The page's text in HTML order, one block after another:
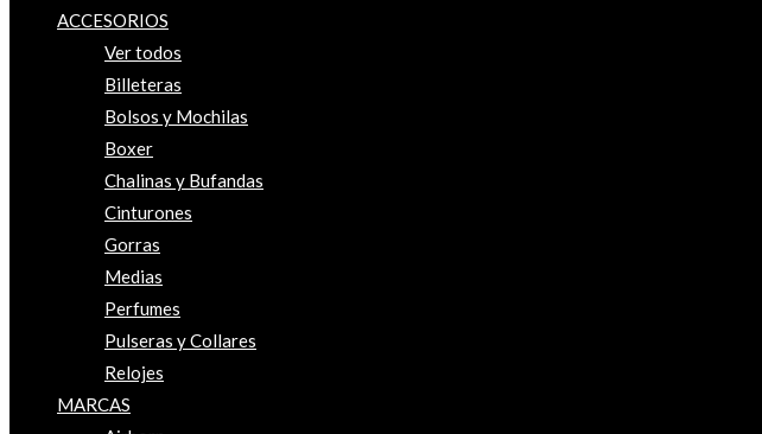
ACCESORIOS
Ver todos
Billeteras
Bolsos y Mochilas
Boxer
Chalinas y Bufandas
Cinturones
Gorras
Medias
Perfumes
Pulseras y Collares
Relojes
MARCAS